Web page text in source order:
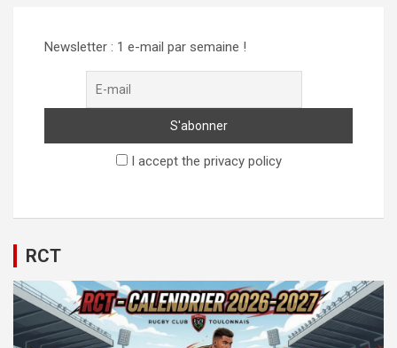
Newsletter : 1 e-mail par semaine !
I accept the privacy policy
RCT